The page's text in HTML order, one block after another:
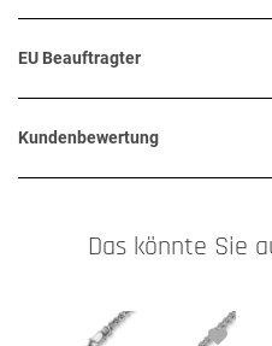
EU Beauftragter
Kundenbewertung
Das könnte Sie